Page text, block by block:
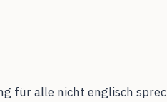
für alle nicht englisch